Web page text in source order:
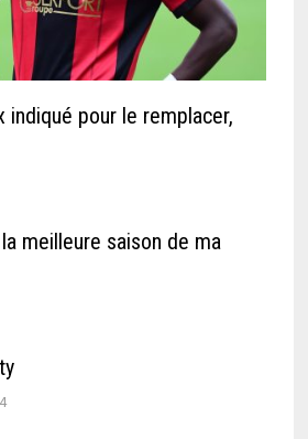
indiqué pour le remplacer,
la meilleure saison de ma